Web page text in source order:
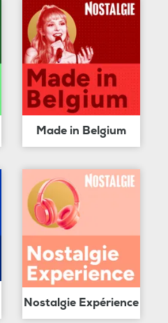
Made in Belgium
Nostalgie Expérience